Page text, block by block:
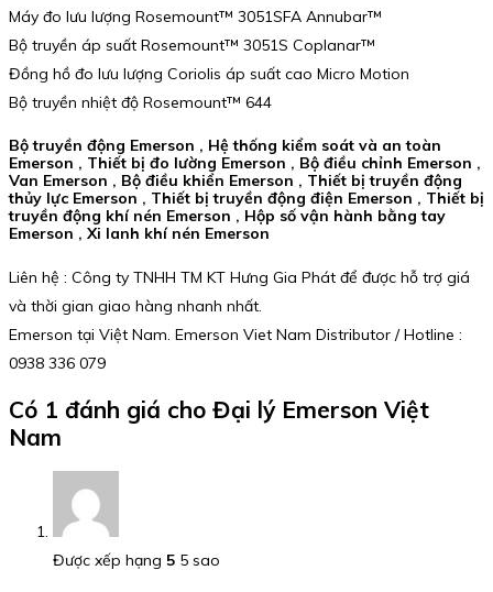
Máy đo lưu lượng Rosemount™ 3051SFA Annubar™
Bộ truyền áp suất Rosemount™ 3051S Coplanar™
Đồng hồ đo lưu lượng Coriolis áp suất cao Micro Motion
Bộ truyền nhiệt độ Rosemount™ 644
Bộ truyền động Emerson , Hệ thống kiểm soát và an toàn
Emerson , Thiết bị đo lường Emerson , Bộ điều chỉnh Emerson ,
Van Emerson , Bộ điều khiển Emerson , Thiết bị truyền động
thủy lực Emerson , Thiết bị truyền động điện Emerson , Thiết bị
truyền động khí nén Emerson , Hộp số vận hành bằng tay
Emerson , Xi lanh khí nén Emerson
Liên hệ : Công ty TNHH TM KT Hưng Gia Phát để được hỗ trợ giá
và thời gian giao hàng nhanh nhất.
Emerson tại Việt Nam. Emerson Viet Nam Distributor / Hotline :
0938 336 079
Có 1 đánh giá cho Đại lý Emerson Việt
Nam
Được xếp hạng 5 5 sao